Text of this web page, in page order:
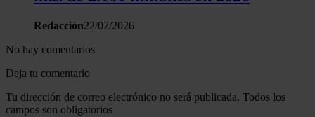
Redacción22/07/2026
No hay comentarios
Deja tu comentario
Tu dirección de correo electrónico no será publicada. Todos los
campos son obligatorios